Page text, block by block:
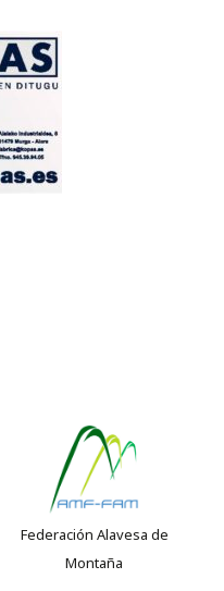
Federación Alavesa de
Montaña